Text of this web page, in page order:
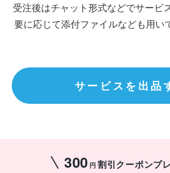
受注後はチャット形式などでサービ
要に応じて添付ファイルなども用い
サービスを出品
300 円 割引クーポンプ